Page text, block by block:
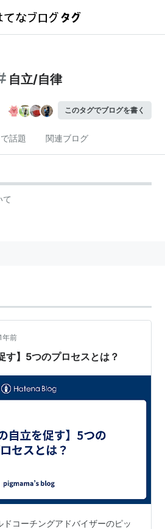
自立/自律
このタグでブログを書く
話題 関連ブログ
て
年前
す】5つのプロセスとは？
ドコーチングアドバイザーのピッ